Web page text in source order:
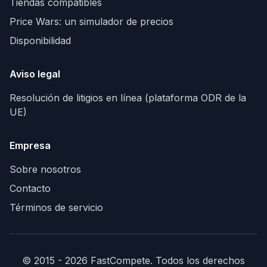
Tiendas compatibles
Price Wars: un simulador de precios
Disponibilidad
Aviso legal
Resolución de litigios en línea (plataforma ODR de la
UE)
Empresa
Sobre nosotros
Contacto
Términos de servicio
© 2015 - 2026 FastCompete. Todos los derechos